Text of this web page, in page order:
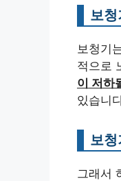
보
보청기
적으로
이 저하
있습니
보청
그래서